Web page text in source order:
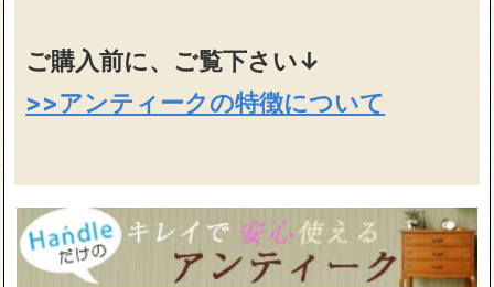
ご購入前に、ご覧下さい↓
>>アンティークの特徴について